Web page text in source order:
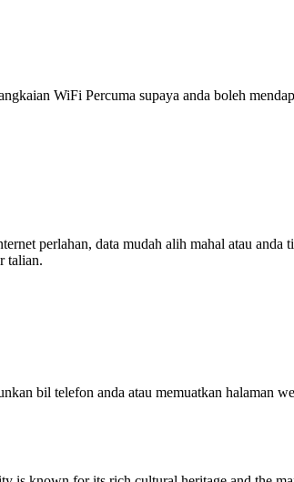
WiFi Percuma supaya anda boleh
perlahan, data mudah alih mahal atau
talian.
bil telefon anda atau memuatkan halaman